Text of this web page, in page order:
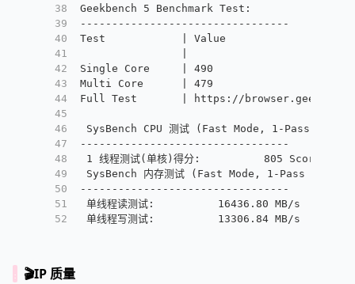
38
39
40
41
42
43
44
45
46
47
48
49
50
51
52
Geekbench 5 Benchmark Test:
---------------------------------
Test            | Value
Single Core     | 490
Multi Core      | 479
Full Test       | https://
SysBench CPU 测试 (Fast Mode, 1-Pass @
---------------------------------
1 线程测试(单核)得分:          805 Scores
SysBench 内存测试 (Fast Mode, 1-Pass @
---------------------------------
单线程读测试:          16436.80 MB/s
单线程写测试:          13306.84 MB/s
🎬IP 质量